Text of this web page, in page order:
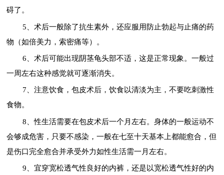
碍了。
5、术后一般除了抗生素外，还应服用防止勃起与止痛的药
物（如倍美力，索密痛等）。
6、术后可能出现阴茎龟头部不适，这是正常现象。一般过
一周左右这种感觉就可逐渐消失。
7、注意饮食，包皮术后，饮食以清淡为主，不要吃刺激性
食物。
8、性生活需要在包皮术后一个月左右。身体的一般运动不
会够成危害，只要不感染，一般在七至十天基本上都能愈合，但
是伤口完全愈合并承受外力如性生活需一月左右。
9、宜穿宽松透气性良好的内裤，还是以宽松透气性好的内